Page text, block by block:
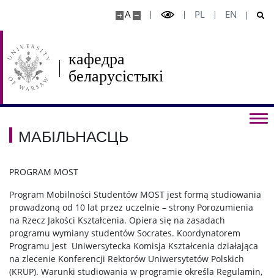
A PL EN
кафедра
беларусістыкі
ГЛОТАДЫДАКТЫКІ
Пра нас
Тэатральна-драматургічная навуковая студыя
ПАСЛЯДЫПЛОМНАЯ АДУКАЦЫЯ
МАБІЛЬНАСЦЬ
PROGRAM MOST
Program Mobilności Studentów MOST jest formą studiowania
prowadzoną od 10 lat przez uczelnie – strony Porozumienia
na Rzecz Jakości Kształcenia. Opiera się na zasadach
programu wymiany studentów Socrates. Koordynatorem
Programu jest Uniwersytecka Komisja Kształcenia działająca
na zlecenie Konferencji Rektorów Uniwersytetów Polskich
(KRUP). Warunki studiowania w programie określa Regulamin,